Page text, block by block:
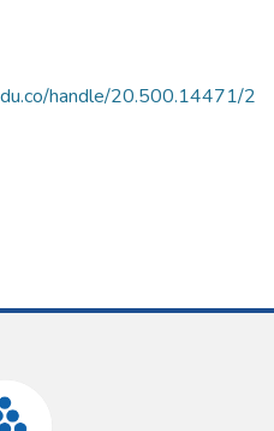
handle/20.500.14471/2